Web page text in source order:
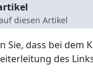
diesen Artikel
Sie, dass bei
des